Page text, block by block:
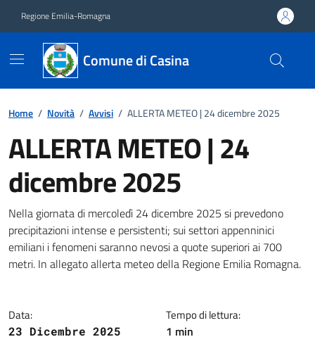
Regione Emilia-Romagna
Comune di Casina
Home / Novità / Avvisi / ALLERTA METEO | 24 dicembre 2025
ALLERTA METEO | 24
dicembre 2025
Dettagli della notizia
Nella giornata di mercoledì 24 dicembre 2025 si prevedono
precipitazioni intense e persistenti; sui settori appenninici
emiliani i fenomeni saranno nevosi a quote superiori ai 700
metri. In allegato allerta meteo della Regione Emilia Romagna.
Data:
23 Dicembre 2025
Tempo di lettura:
1 min